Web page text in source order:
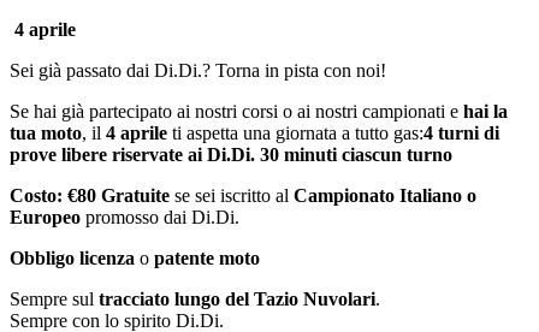
4 aprile
Sei già passato dai Di.Di.? Torna in pista con noi!
Se hai già partecipato ai nostri corsi o ai nostri campionati e hai la
tua moto, il 4 aprile ti aspetta una giornata a tutto gas:4 turni di
prove libere riservate ai Di.Di. 30 minuti ciascun turno
Costo: €80 Gratuite se sei iscritto al Campionato Italiano o
Europeo promosso dai Di.Di.
Obbligo licenza o patente moto
Sempre sul tracciato lungo del Tazio Nuvolari.
Sempre con lo spirito Di.Di.